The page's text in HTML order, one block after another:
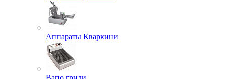
Аппараты Кваркини